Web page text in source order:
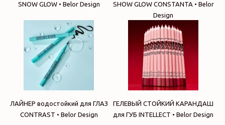
SNOW GLOW • Belor Design
SHOW GLOW CONSTANTA • Belor
Design
ЛАЙНЕР водостойкий для ГЛАЗ
CONTRAST • Belor Design
ГЕЛЕВЫЙ СТОЙКИЙ КАРАНДАШ
для ГУБ INTELLECT • Belor Design